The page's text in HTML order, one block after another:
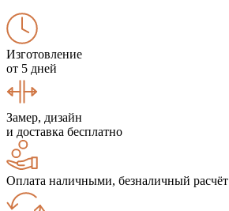
Изготовление
от 5 дней
Замер, дизайн
и доставка бесплатно
Оплата наличными, безналичный расчёт